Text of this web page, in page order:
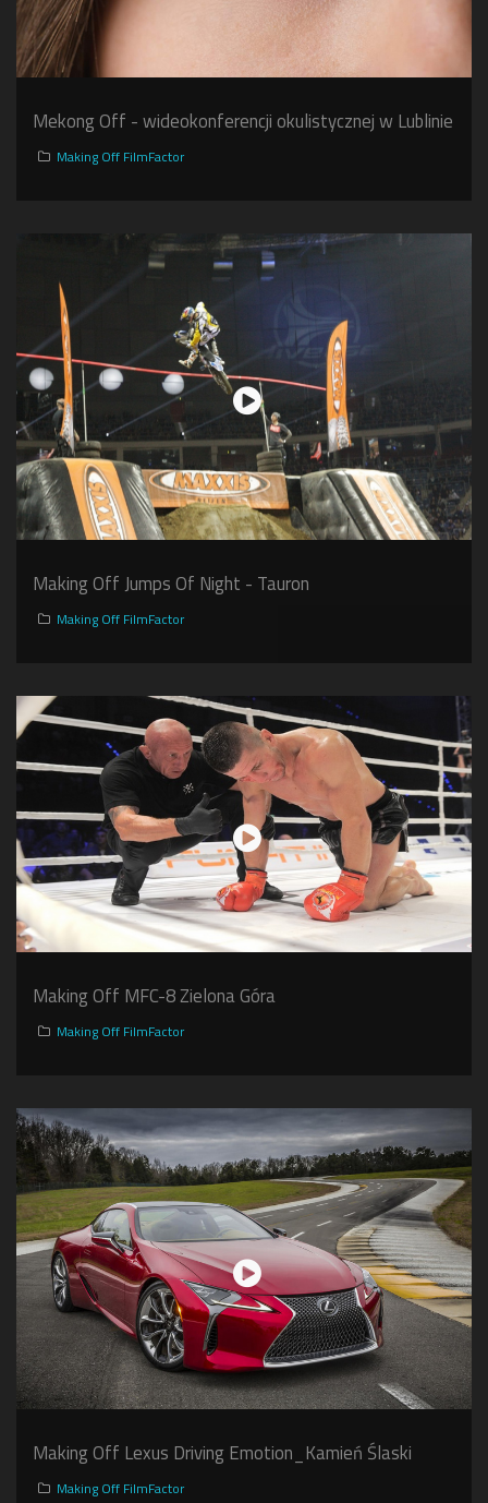
Mekong Off - wideokonferencji okulistycznej w Lublinie
Making Off FilmFactor
Making Off Jumps Of Night - Tauron
Making Off FilmFactor
Making Off MFC-8 Zielona Góra
Making Off FilmFactor
Making Off Lexus Driving Emotion_Kamień Ślaski
Making Off FilmFactor